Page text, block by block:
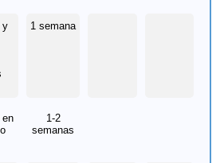
y
1 semana
en
1-2
semanas